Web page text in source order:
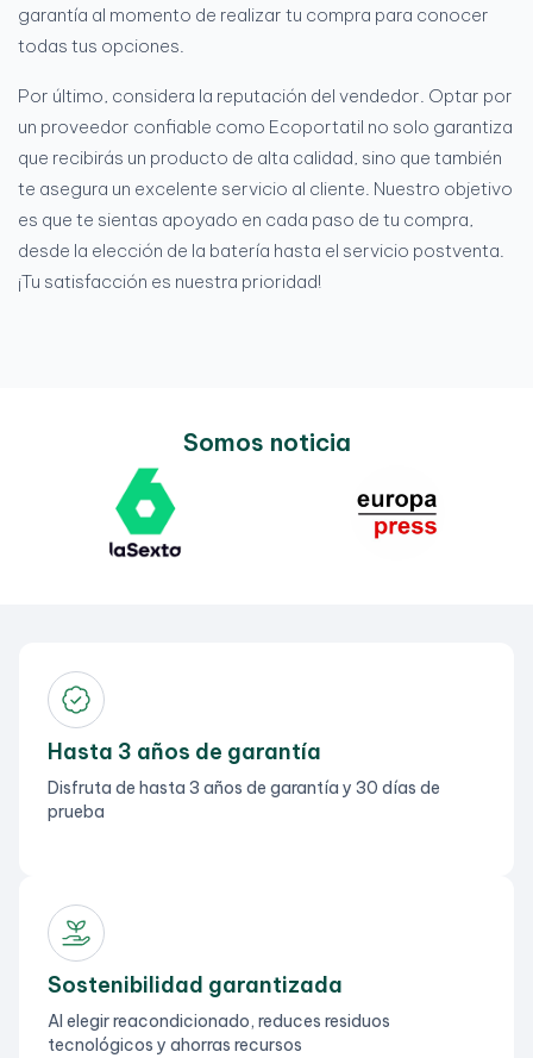
garantía al momento de realizar tu compra para conocer
todas tus opciones.
Por último, considera la reputación del vendedor. Optar por
un proveedor confiable como Ecoportatil no solo garantiza
que recibirás un producto de alta calidad, sino que también
te asegura un excelente servicio al cliente. Nuestro objetivo
es que te sientas apoyado en cada paso de tu compra,
desde la elección de la batería hasta el servicio postventa.
¡Tu satisfacción es nuestra prioridad!
Somos noticia
Hasta 3 años de garantía
Disfruta de hasta 3 años de garantía y 30 días de
prueba
Sostenibilidad garantizada
Al elegir reacondicionado, reduces residuos
tecnológicos y ahorras recursos